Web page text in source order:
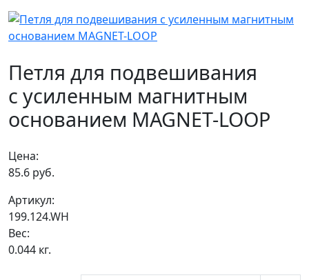
Петля для подвешивания
с усиленным магнитным
основанием MAGNET-LOOP
Цена:
85.6 руб.
Артикул:
199.124.WH
Вес:
0.044 кг.